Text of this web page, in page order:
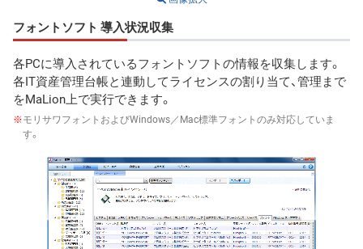
フォントソフト 導入状況収集
各PCに導入されているフォントソフトの情報を収集します。
各IT資産管理台帳と連動してライセンスの割り当て、管理まで
をMaLion上で実行できます。
※モリサワフォントおよびWindows／Mac標準フォントのみ対応していま
す。